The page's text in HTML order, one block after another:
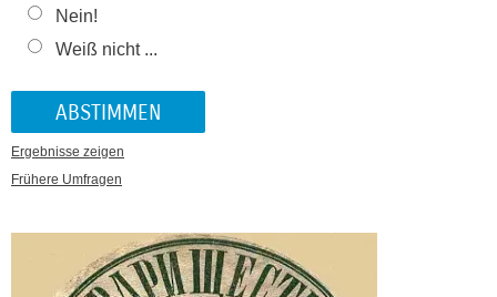
Nein!
Weiß nicht ...
Ergebnisse zeigen
Frühere Umfragen